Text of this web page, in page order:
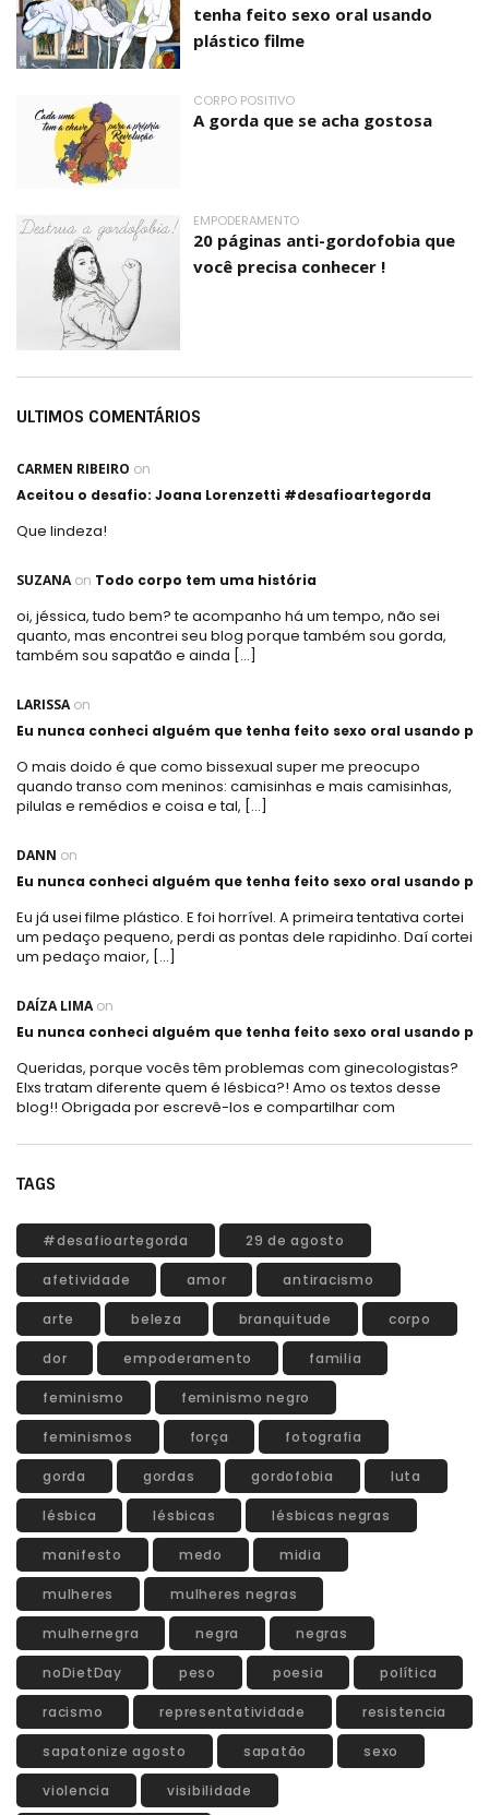
tenha feito sexo oral usando
plástico filme
CORPO POSITIVO
A gorda que se acha gostosa
EMPODERAMENTO
20 páginas anti-gordofobia que
você precisa conhecer !
ULTIMOS COMENTÁRIOS
CARMEN RIBEIRO on
Aceitou o desafio: Joana Lorenzetti #desafioartegorda
Que lindeza!
SUZANAon Todo corpo tem uma história
oi, jéssica, tudo bem? te acompanho há um tempo, não sei
quanto, mas encontrei seu blog porque também sou gorda,
também sou sapatão e ainda […]
LARISSAon
Eu nunca conheci alguém que tenha feito sexo oral usando
O mais doido é que como bissexual super me preocupo
quando transo com meninos: camisinhas e mais camisinhas,
pilulas e remédios e coisa e tal, […]
DANN on
Eu nunca conheci alguém que tenha feito sexo oral usando
Eu já usei filme plástico. E foi horrível. A primeira tentativa cortei
um pedaço pequeno, perdi as pontas dele rapidinho. Daí cortei
um pedaço maior, […]
DAÍZA LIMAon
Eu nunca conheci alguém que tenha feito sexo oral usando
Queridas, porque vocês têm problemas com ginecologistas?
Elxs tratam diferente quem é lésbica?! Amo os textos desse
blog!! Obrigada por escrevê-los e compartilhar com
TAGS
#desafioartegorda 29 de agosto
afetividade amor antiracismo
arte beleza branquitude corpo
dor empoderamento familia
feminismo feminismo negro
feminismos força fotografia
gorda gordas gordofobia luta
lésbica lésbicas lésbicas negras
manifesto medo midia
mulheres mulheres negras
mulhernegra negra negras
noDietDay peso poesia política
racismo representatividade resistencia
sapatonize agosto sapatão sexo
violencia visibilidade